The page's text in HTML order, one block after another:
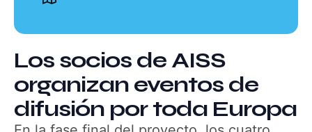
Los socios de AISS
organizan eventos de
difusión por toda Europa